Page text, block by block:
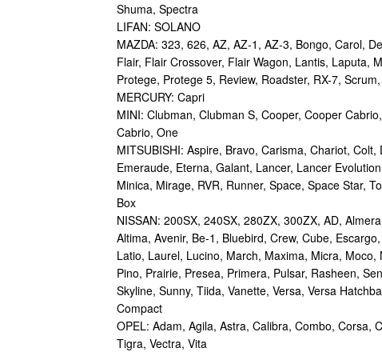
Shuma, Spectra
LIFAN: SOLANO
MAZDA: 323, 626, AZ, AZ-1, AZ-3, Bongo, Carol,
Flair, Flair Crossover, Flair Wagon, Lantis, Laputa,
Protege, Protege 5, Review, Roadster, RX-7,
MERCURY: Capri
MINI: Clubman, Clubman S, Cooper, Cooper
Cabrio, One
MITSUBISHI: Aspire, Bravo, Carisma, Chariot, Colt,
Emeraude, Eterna, Galant, Lancer, Lancer
Minica, Mirage, RVR, Runner, Space, Space Star,
Box
NISSAN: 200SX, 240SX, 280ZX, 300ZX, AD,
Altima, Avenir, Be-1, Bluebird, Crew, Cube,
Latio, Laurel, Lucino, March, Maxima, Micra, Moco,
Pino, Prairie, Presea, Primera, Pulsar, Rasheen,
Skyline, Sunny, Tiida, Vanette, Versa, Versa
Compact
OPEL: Adam, Agila, Astra, Calibra, Combo, Corsa,
Tigra, Vectra, Vita